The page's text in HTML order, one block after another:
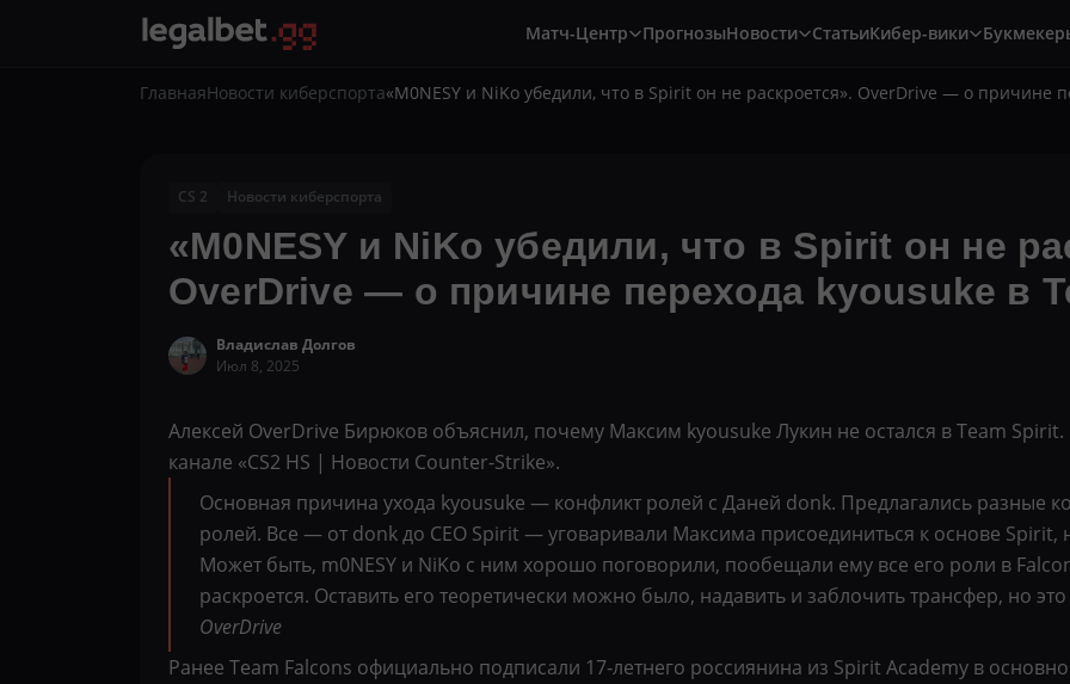
Матч-Центр ПрогнозыНовости СтатьиКибер-вики
ГлавнаяНовости киберспорта«M0NESY и NiKo убедили, что в Spirit он не раскроется». OverDrive — о причине
CS 2 Новости киберспорта
«M0NESY и NiKo убедили, что в Spirit он не
OverDrive — о причине перехода kyousuke в
Владислав Долгов
Июл 8, 2025
Алексей OverDrive Бирюков объяснил, почему Максим kyousuke Лукин не остался в Team Spirit.
канале «CS2 HS | Новости Counter-Strike».
Основная причина ухода kyousuke — конфликт ролей с Даней donk. Предлагались разные
ролей. Все — от donk до CEO Spirit — уговаривали Максима присоединиться к основе Spirit,
Может быть, m0NESY и NiKo с ним хорошо поговорили, пообещали ему все его роли в
раскроется. Оставить его теоретически можно было, надавить и заблочить трансфер, но
OverDrive
Ранее Team Falcons официально подписали 17‑летнего россиянина из Spirit Academy в